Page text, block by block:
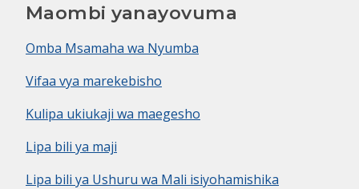
Maombi yanayovuma
Omba Msamaha wa Nyumba
Vifaa vya marekebisho
Kulipa ukiukaji wa maegesho
Lipa bili ya maji
Lipa bili ya Ushuru wa Mali isiyohamishika